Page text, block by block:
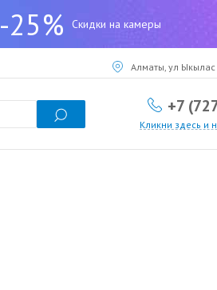
-25% Скидки на камеры
Алматы, ул Ыкылас
+7
Кликни здесь и